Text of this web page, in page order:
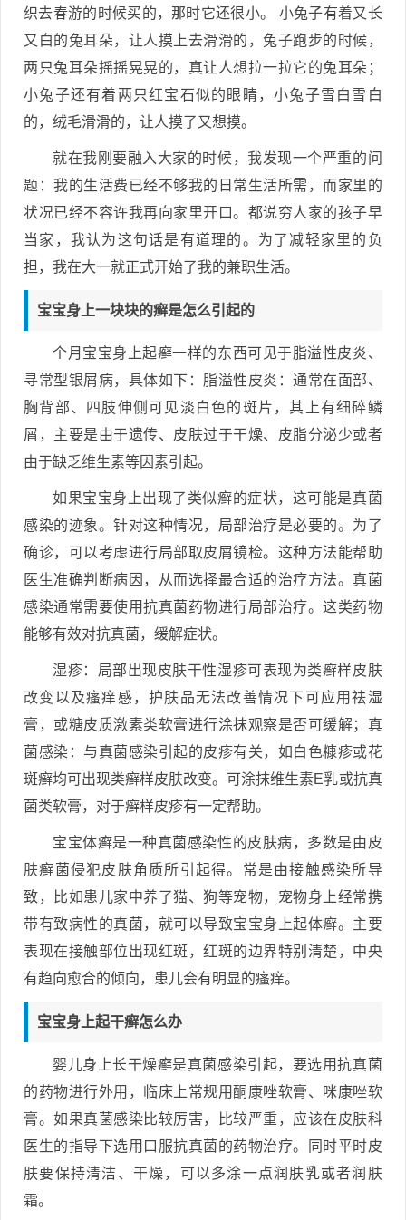
织去春游的时候买的，那时它还很小。 小兔子有着又长
又白的兔耳朵，让人摸上去滑滑的，兔子跑步的时候，
两只兔耳朵摇摇晃晃的，真让人想拉一拉它的兔耳朵；
小兔子还有着两只红宝石似的眼睛，小兔子雪白雪白
的，绒毛滑滑的，让人摸了又想摸。
就在我刚要融入大家的时候，我发现一个严重的问
题：我的生活费已经不够我的日常生活所需，而家里的
状况已经不容许我再向家里开口。都说穷人家的孩子早
当家，我认为这句话是有道理的。为了减轻家里的负
担，我在大一就正式开始了我的兼职生活。
宝宝身上一块块的癣是怎么引起的
个月宝宝身上起癣一样的东西可见于脂溢性皮炎、
寻常型银屑病，具体如下：脂溢性皮炎：通常在面部、
胸背部、四肢伸侧可见淡白色的斑片，其上有细碎鳞
屑，主要是由于遗传、皮肤过于干燥、皮脂分泌少或者
由于缺乏维生素等因素引起。
如果宝宝身上出现了类似癣的症状，这可能是真菌
感染的迹象。针对这种情况，局部治疗是必要的。为了
确诊，可以考虑进行局部取皮屑镜检。这种方法能帮助
医生准确判断病因，从而选择最合适的治疗方法。真菌
感染通常需要使用抗真菌药物进行局部治疗。这类药物
能够有效对抗真菌，缓解症状。
湿疹：局部出现皮肤干性湿疹可表现为类癣样皮肤
改变以及瘙痒感，护肤品无法改善情况下可应用祛湿
膏，或糖皮质激素类软膏进行涂抹观察是否可缓解；真
菌感染：与真菌感染引起的皮疹有关，如白色糠疹或花
斑癣均可出现类癣样皮肤改变。可涂抹维生素E乳或抗真
菌类软膏，对于癣样皮疹有一定帮助。
宝宝体癣是一种真菌感染性的皮肤病，多数是由皮
肤癣菌侵犯皮肤角质所引起得。常是由接触感染所导
致，比如患儿家中养了猫、狗等宠物，宠物身上经常携
带有致病性的真菌，就可以导致宝宝身上起体癣。主要
表现在接触部位出现红斑，红斑的边界特别清楚，中央
有趋向愈合的倾向，患儿会有明显的瘙痒。
宝宝身上起干癣怎么办
婴儿身上长干燥癣是真菌感染引起，要选用抗真菌
的药物进行外用，临床上常规用酮康唑软膏、咪康唑软
膏。如果真菌感染比较厉害，比较严重，应该在皮肤科
医生的指导下选用口服抗真菌的药物治疗。同时平时皮
肤要保持清洁、干燥，可以多涂一点润肤乳或者润肤
霜。